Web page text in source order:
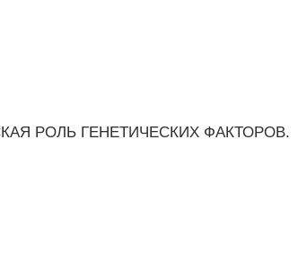
РОЛЬ ГЕНЕТИЧЕСКИХ ФАКТОРОВ.